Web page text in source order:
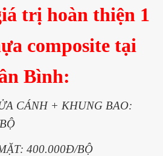
trị hoàn thiện 1
composite tại
Bình:
CÁNH + KHUNG BAO:
400.000Đ/BỘ